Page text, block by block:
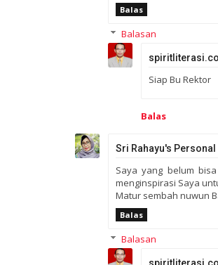
Balas
Balasan
Siap Bu Rektor
Balas
Sri Rahayu's Personal
Saya yang belum
menginspirasi Saya
Matur sembah nuwun
Balas
Balasan